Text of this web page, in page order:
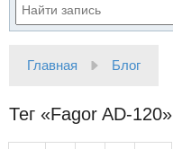
Главная Блог
Тег «Fagor AD-120»